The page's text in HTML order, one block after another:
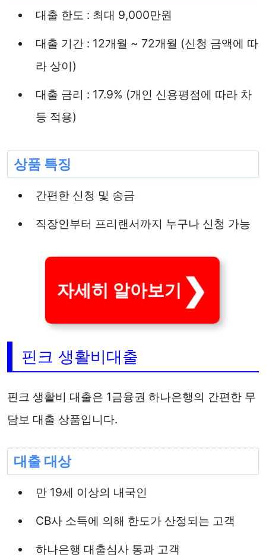
대출 한도 : 최대 9,000만원
대출 기간 : 12개월 ~ 72개월 (신청 금액에 따
라 상이)
대출 금리 : 17.9% (개인 신용평점에 따라 차
등 적용)
상품 특징
간편한 신청 및 송금
직장인부터 프리랜서까지 누구나 신청 가능
자세히 알아보기
핀크 생활비대출
핀크 생활비 대출은 1금융권 하나은행의 간편한 무
담보 대출 상품입니다.
대출 대상
만 19세 이상의 내국인
CB사 소득에 의해 한도가 산정되는 고객
하나은행 대출심사 통과 고객